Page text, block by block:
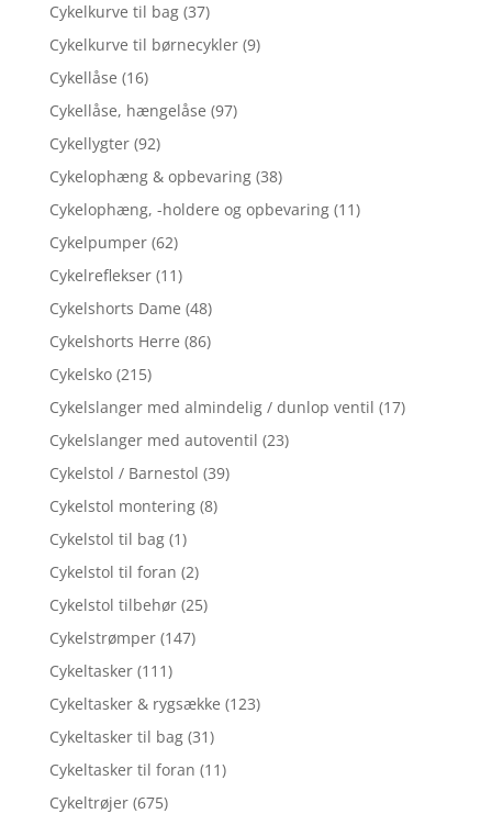
Cykelkurve til bag (37)
Cykelkurve til børnecykler (9)
Cykellåse (16)
Cykellåse, hængelåse (97)
Cykellygter (92)
Cykelophæng & opbevaring (38)
Cykelophæng, -holdere og opbevaring (11)
Cykelpumper (62)
Cykelreflekser (11)
Cykelshorts Dame (48)
Cykelshorts Herre (86)
Cykelsko (215)
Cykelslanger med almindelig / dunlop ventil (17)
Cykelslanger med autoventil (23)
Cykelstol / Barnestol (39)
Cykelstol montering (8)
Cykelstol til bag (1)
Cykelstol til foran (2)
Cykelstol tilbehør (25)
Cykelstrømper (147)
Cykeltasker (111)
Cykeltasker & rygsække (123)
Cykeltasker til bag (31)
Cykeltasker til foran (11)
Cykeltrøjer (675)